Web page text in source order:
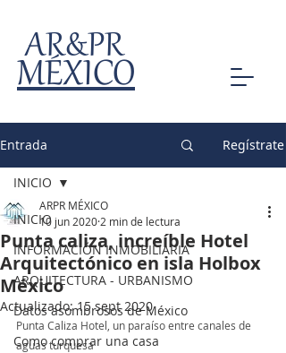
MÉXICO
AR&PR
Entrada Regístrate
INICIO
INFORMACIÓN INMOBILIARIA
ARQUITECTURA - URBANISMO
Datos asombrosos de México
Como comprar una casa
INICIO
Punta caliza, increíble Hotel
Arquitectónico en isla Holbox
México
ARPR MÉXICO
10 jun 2020 2 min de lectura
Actualizado:15 sept 2020
Punta Caliza Hotel, un paraíso entre canales de
aguas turquesa